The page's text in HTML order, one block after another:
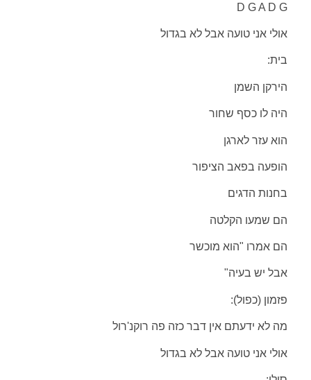
D G A D G
אולי אני טועה אבל לא בגדול
בית:
הירקן השמן
היה לו כסף שחור
הוא עזר לארגן
הופעה בפאב הציפור
בחנות הדגים
הם שמעו הקלטה
הם אמרו "הוא מוכשר
אבל יש בעיה"
פזמון (כפול):
מה לא ידעתם אין דבר כזה פה רוקנ'רול
אולי אני טועה אבל לא בגדול